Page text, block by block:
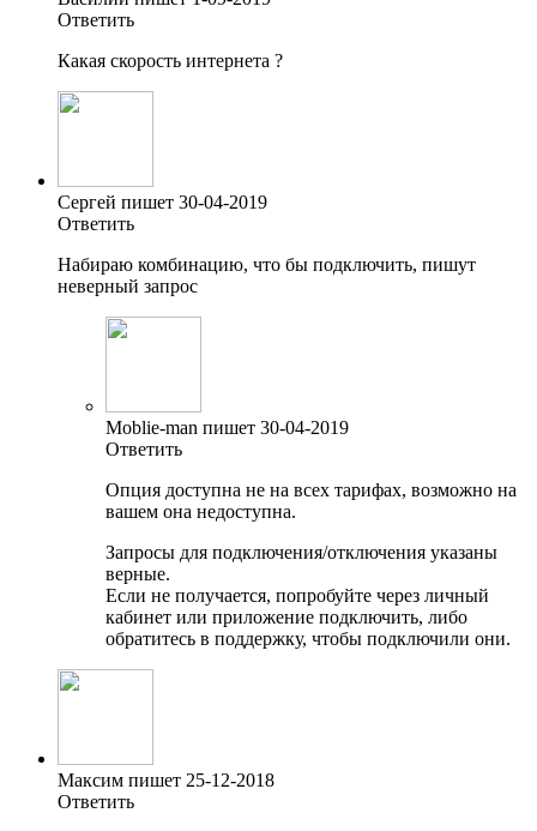
Ответить
Какая скорость интернета ?
Сергей пишет 30-04-2019
Ответить
Набираю комбинацию, что бы подключить, пишут
неверный запрос
Moblie-man пишет 30-04-2019
Ответить
Опция доступна не на всех тарифах, возможно на
вашем она недоступна.
Запросы для подключения/отключения указаны
верные.
Если не получается, попробуйте через личный
кабинет или приложение подключить, либо
обратитесь в поддержку, чтобы подключили они.
Максим пишет 25-12-2018
Ответить